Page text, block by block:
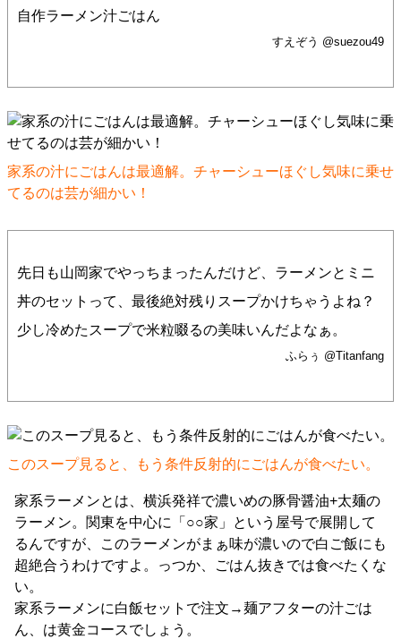
自作ラーメン汁ごはん
すえぞう @suezou49
家系の汁にごはんは最適解。チャーシューほぐし気味に乗せ
てるのは芸が細かい！
先日も山岡家でやっちまったんだけど、ラーメンとミニ
丼のセットって、最後絶対残りスープかけちゃうよね？
少し冷めたスープで米粒啜るの美味いんだよなぁ。
ふらぅ @Titanfang
このスープ見ると、もう条件反射的にごはんが食べたい。
家系ラーメンとは、横浜発祥で濃いめの豚骨醤油+太麺の
ラーメン。関東を中心に「○○家」という屋号で展開して
るんですが、このラーメンがまぁ味が濃いので白ご飯にも
超絶合うわけですよ。っつか、ごはん抜きでは食べたくな
い。
家系ラーメンに白飯セットで注文→麺アフターの汁ごは
ん、は黄金コースでしょう。